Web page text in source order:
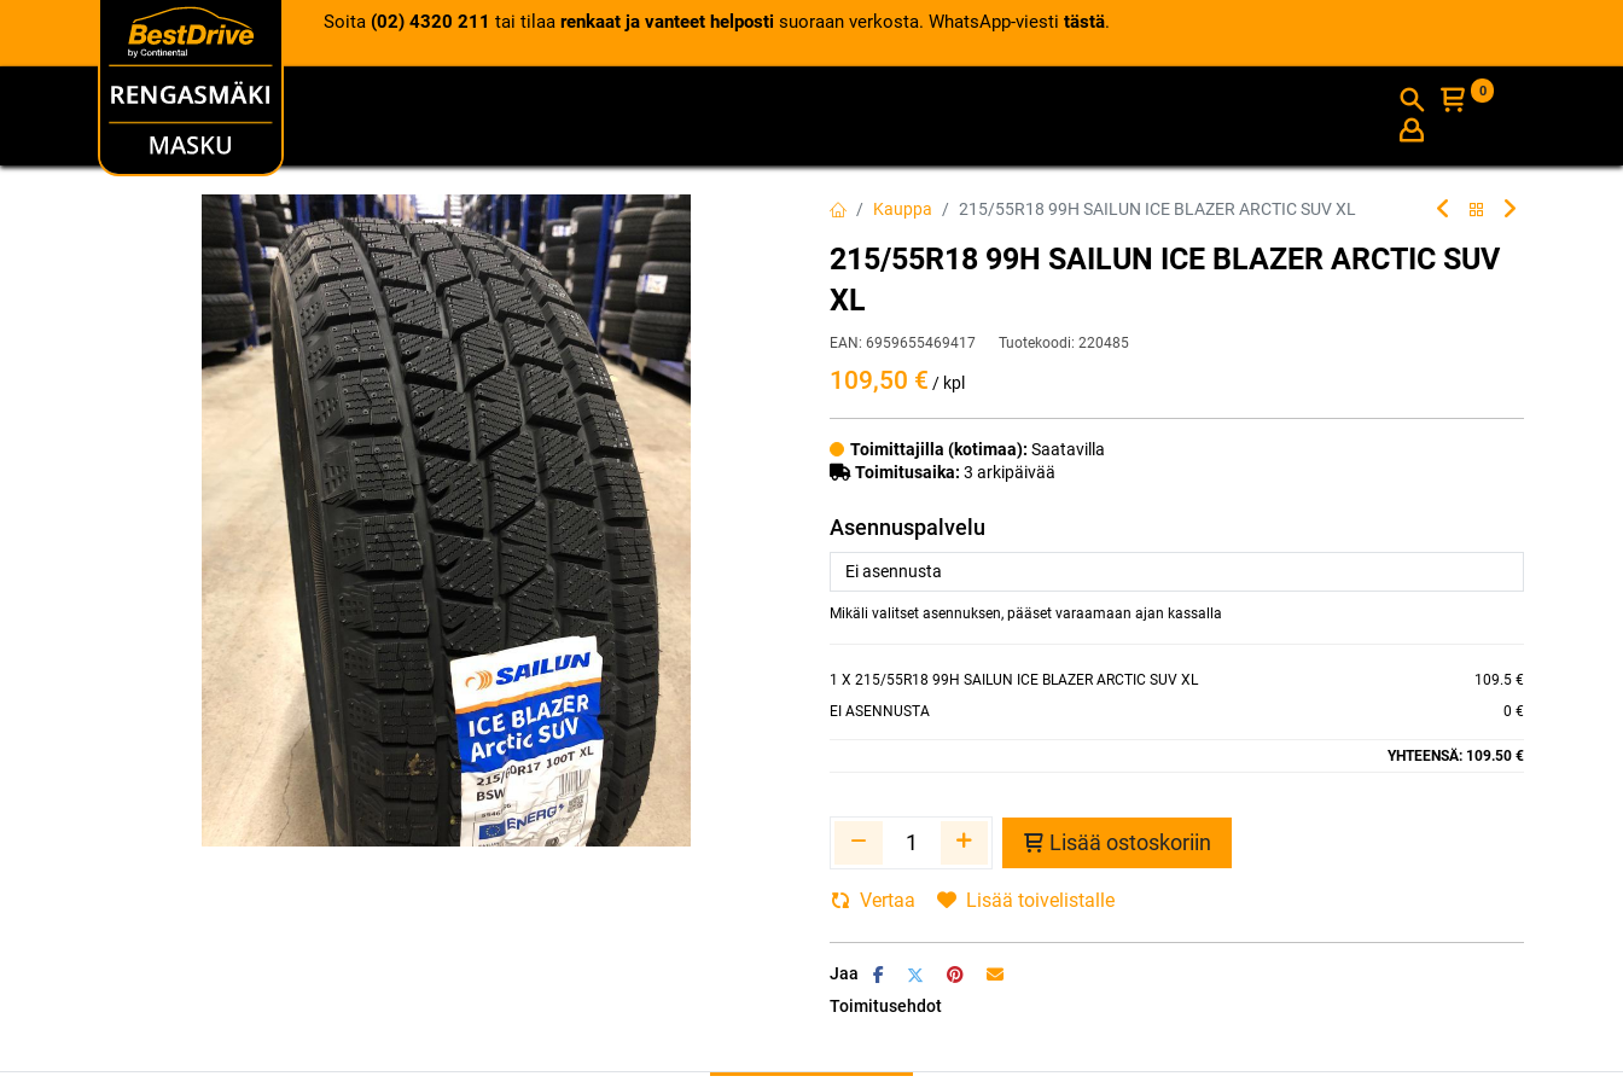
Soita (02) 4320 211 tai tilaa renkaat ja vanteet helposti suoraan verkosta. WhatsApp-viesti tästä.
RENKAAT INFO
0
Kauppa 215/55R18 99H SAILUN ICE BLAZER ARCTIC SUV XL
215/55R18 99H SAILUN ICE BLAZER ARCTIC SUV
XL
EAN: 6959655469417 Tuotekoodi: 220485
109,50 € / kpl
Toimittajilla (kotimaa): Saatavilla
Toimitusaika: 3 arkipäivää
Asennuspalvelu
Mikäli valitset asennuksen, pääset varaamaan ajan kassalla
1 X 215/55R18 99H SAILUN ICE BLAZER ARCTIC SUV XL
109.5 €
EI ASENNUSTA
0 €
YHTEENSÄ: 109.50 €
Lisää ostoskoriin
Vertaa Lisää toivelistalle
Jaa
Toimitusehdot